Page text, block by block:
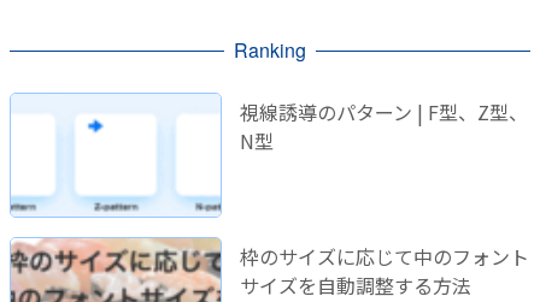
Ranking
視線誘導のパターン | F型、Z型、
N型
枠のサイズに応じて中のフォント
サイズを自動調整する方法